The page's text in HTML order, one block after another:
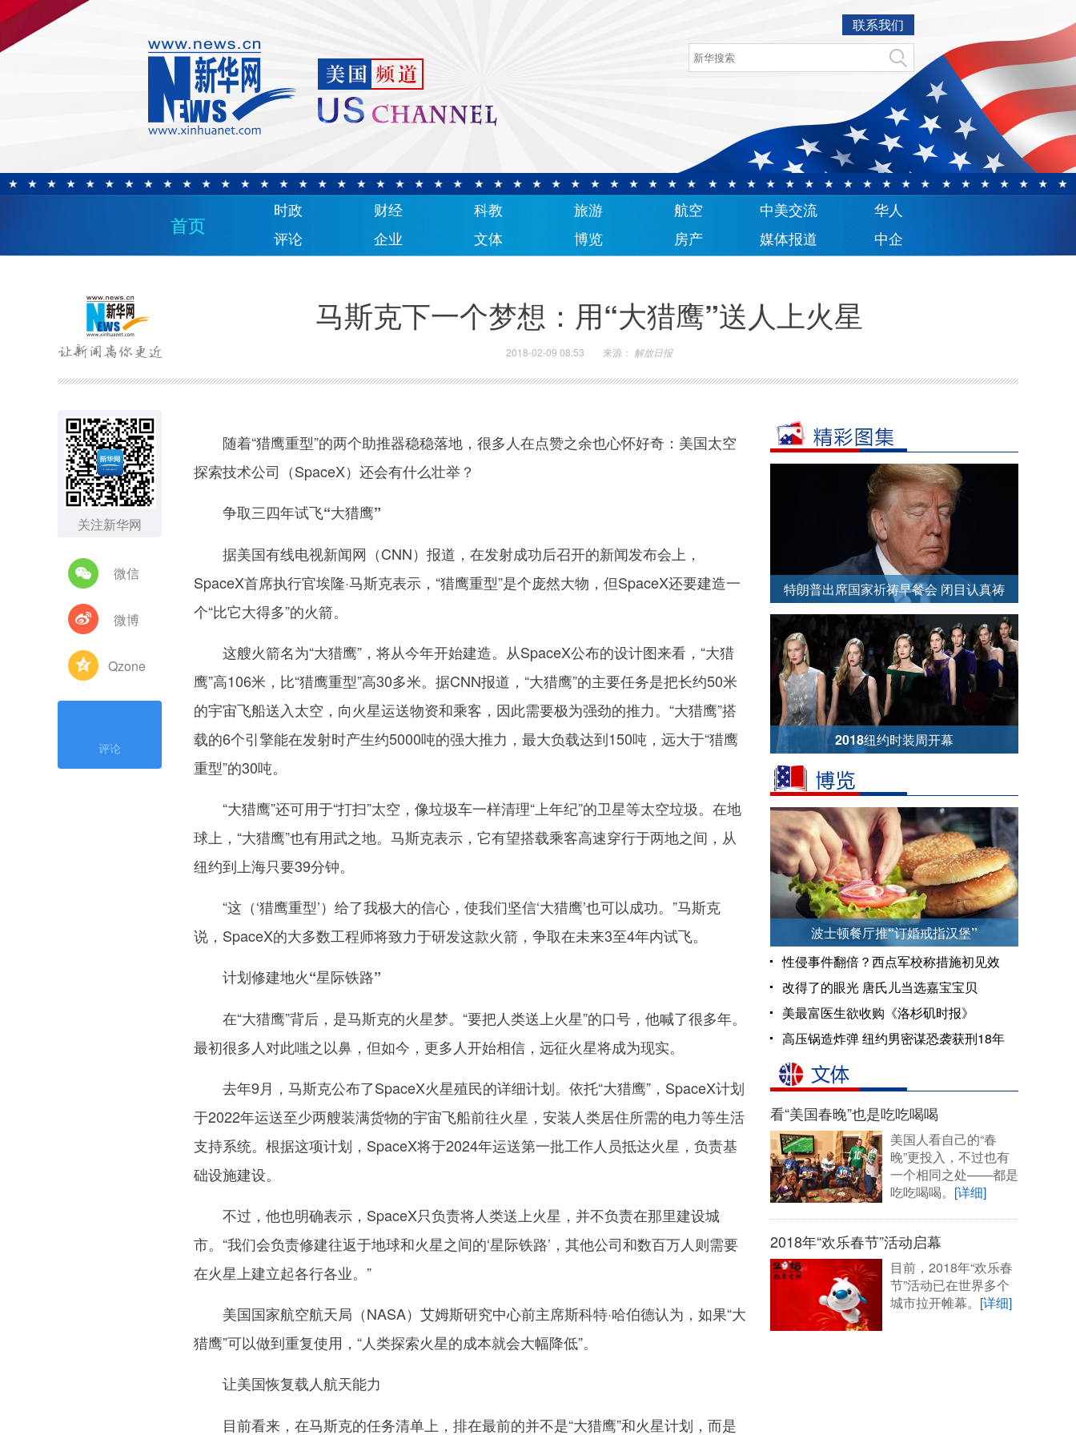
联系我们
首页
时政 财经 科教 旅游 航空 中美交流
华人
评论
企业 文体 博览 房产 媒体报道 中企
马斯克下一个梦想：用“大猎鹰”送人上火星
2018-02-09 08:53 来源： 解放日报
关注新华网
微信
微博
Qzone
评论
随着“猎鹰重型”的两个助推器稳稳落地，很多人在点赞之余也心怀好奇：美国太空
探索技术公司（SpaceX）还会有什么壮举？
争取三四年试飞“大猎鹰”
据美国有线电视新闻网（CNN）报道，在发射成功后召开的新闻发布会上，
SpaceX首席执行官埃隆·马斯克表示，“猎鹰重型”是个庞然大物，但SpaceX还要建造一
个“比它大得多”的火箭。
这艘火箭名为“大猎鹰”，将从今年开始建造。从SpaceX公布的设计图来看，“大猎
鹰”高106米，比“猎鹰重型”高30多米。据CNN报道，“大猎鹰”的主要任务是把长约50米
的宇宙飞船送入太空，向火星运送物资和乘客，因此需要极为强劲的推力。“大猎鹰”搭
载的6个引擎能在发射时产生约5000吨的强大推力，最大负载达到150吨，远大于“猎鹰
重型”的30吨。
“大猎鹰”还可用于“打扫”太空，像垃圾车一样清理“上年纪”的卫星等太空垃圾。在地
球上，“大猎鹰”也有用武之地。马斯克表示，它有望搭载乘客高速穿行于两地之间，从
纽约到上海只要39分钟。
“这（‘猎鹰重型’）给了我极大的信心，使我们坚信‘大猎鹰’也可以成功。”马斯克
说，SpaceX的大多数工程师将致力于研发这款火箭，争取在未来3至4年内试飞。
计划修建地火“星际铁路”
在“大猎鹰”背后，是马斯克的火星梦。“要把人类送上火星”的口号，他喊了很多年。
最初很多人对此嗤之以鼻，但如今，更多人开始相信，远征火星将成为现实。
去年9月，马斯克公布了SpaceX火星殖民的详细计划。依托“大猎鹰”，SpaceX计划
于2022年运送至少两艘装满货物的宇宙飞船前往火星，安装人类居住所需的电力等生活
支持系统。根据这项计划，SpaceX将于2024年运送第一批工作人员抵达火星，负责基
础设施建设。
不过，他也明确表示，SpaceX只负责将人类送上火星，并不负责在那里建设城
市。“我们会负责修建往返于地球和火星之间的‘星际铁路’，其他公司和数百万人则需要
在火星上建立起各行各业。”
美国国家航空航天局（NASA）艾姆斯研究中心前主席斯科特·哈伯德认为，如果“大
猎鹰”可以做到重复使用，“人类探索火星的成本就会大幅降低”。
让美国恢复载人航天能力
目前看来，在马斯克的任务清单上，排在最前的并不是“大猎鹰”和火星计划，而是
特朗普出席国家祈祷早餐会 闭目认真祷
告
2018纽约时装周开幕
波士顿餐厅推“订婚戒指汉堡”
性侵事件翻倍？西点军校称措施初见效
改得了的眼光 唐氏儿当选嘉宝宝贝
美最富医生欲收购《洛杉矶时报》
高压锅造炸弹 纽约男密谋恐袭获刑18年
看“美国春晚”也是吃吃喝喝
美国人看自己的“春
晚”更投入，不过也有
一个相同之处——都是
吃吃喝喝。 [详细]
2018年“欢乐春节”活动启幕
目前，2018年“欢乐春
节”活动已在世界多个
城市拉开帷幕。 [详细]